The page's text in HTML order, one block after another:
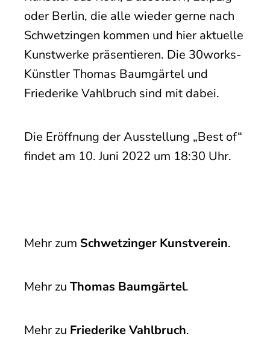
oder Berlin, die alle wieder gerne nach
Schwetzingen kommen und hier aktuelle
Kunstwerke präsentieren. Die 30works-
Künstler Thomas Baumgärtel und
Friederike Vahlbruch sind mit dabei.
Die Eröffnung der Ausstellung „Best of“
findet am 10. Juni 2022 um 18:30 Uhr.
Mehr zum Schwetzinger Kunstverein.
Mehr zu Thomas Baumgärtel.
Mehr zu Friederike Vahlbruch.